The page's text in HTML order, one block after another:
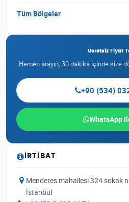
Tüm Bölgeler
Ücretsiz Fiyat
Hemen arayın, 30 dakika içinde size
+90 (534)
WhatsApp
İRTIBAT
Menderes mahallesi 324 sokak
İstanbul